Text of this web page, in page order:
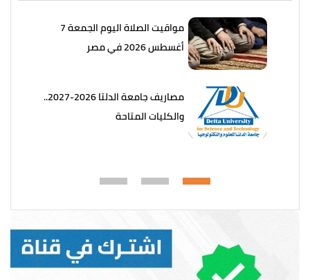
مواقيت الصلاة اليوم الجمعة 7
أغسطس 2026 في مصر
مصاريف جامعة الدلتا 2026-2027..
والكليات المتاحة